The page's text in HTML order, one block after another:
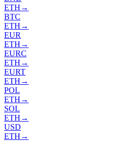
ETH →
BTC
ETH →
EUR
ETH →
EURC
ETH →
EURT
ETH →
POL
ETH →
SOL
ETH →
USD
ETH →